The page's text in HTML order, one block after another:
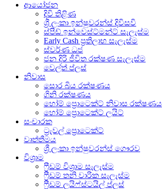
ආයෝජන
දිවි තිළිණ
ශ්‍රී ලංකා ඉන්ෂුවරන්ස් දිවිසවි
ස්පීඩ් ඉන්වෙස්ට්මන්ට් සැලැස්ම
Early Cash ප‍්‍රතිලාභ සැලැස්ම
ස්වර්ණ ධජ
ජන දිරි ජීවිත රක්ෂණ සැලැස්ම
වෙල්ත් ප්ලස්
නිවාස
සොර බිය රක්ෂණය
ගිනි රක්ෂණය
හෝම් ප්‍රොටෙක්ට් නිවාස රක්ෂණය
හෝම් ප්‍රොටෙක්ට් ලයිට්
සංචාරක
ට්‍රැවල් ප්‍රොටෙක්ට්
වෘත්තීමය
ශ්‍රී ලංකා ඉන්ෂුවරන්ස් ගෞරව
විශ්‍රාම
ෆ්‍රීඩම් විශ්‍රාම සැලැස්ම
ෆ්‍රීඩම් තනි වාරික සැලැස්ම
ෆ්‍රීඩම් ලයිෆ්ස්ටයිල් ප්ලස්